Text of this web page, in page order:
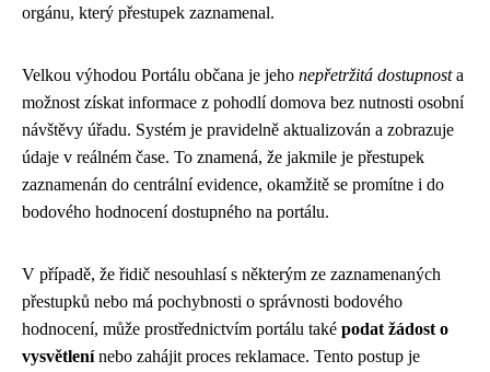
orgánu, který přestupek zaznamenal.
Velkou výhodou Portálu občana je jeho nepřetržitá dostupnosta
možnost získat informace z pohodlí domova bez nutnosti osobní
návštěvy úřadu. Systém je pravidelně aktualizován a zobrazuje
údaje v reálném čase. To znamená, že jakmile je přestupek
zaznamenán do centrální evidence, okamžitě se promítne i do
bodového hodnocení dostupného na portálu.
V případě, že řidič nesouhlasí s některým ze zaznamenaných
přestupků nebo má pochybnosti o správnosti bodového
hodnocení, může prostřednictvím portálu také podat žádost o
vysvětlenínebo zahájit proces reklamace. Tento postup je